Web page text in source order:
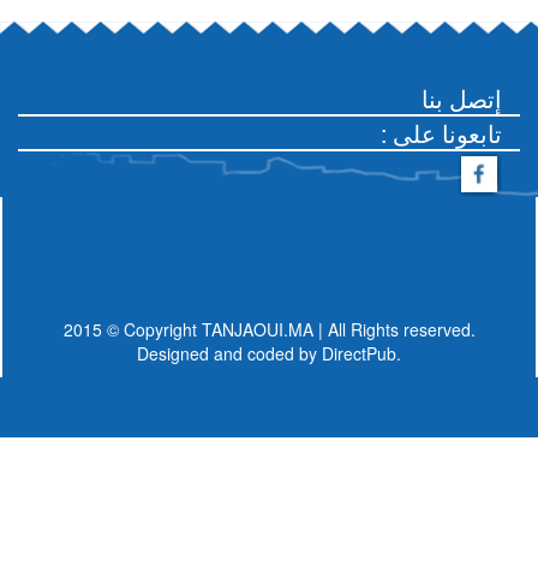
إتصل بنا
: تابعونا على
2015 © Copyright TANJAOUI.MA | All Rights reserved.
Designed and coded by DirectPub.